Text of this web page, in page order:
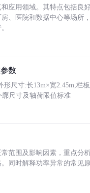
应用领域。其特点包括良
、医院和数据中心等场所
数
尺寸:长13m×宽2.45m,栏
尺寸及轴荷限值标准
范围及影响因素，重点分
同时解释功率异常的常见